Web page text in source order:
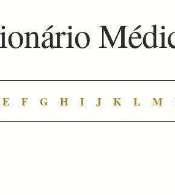
E F G H I J K L M